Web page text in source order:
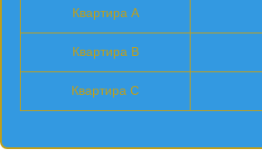
Квартира A
Квартира B
Квартира C